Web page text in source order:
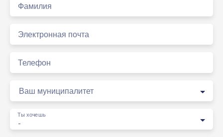
Фамилия
Электронная почта
Телефон
Ваш муниципалитет
-
Ты хочешь